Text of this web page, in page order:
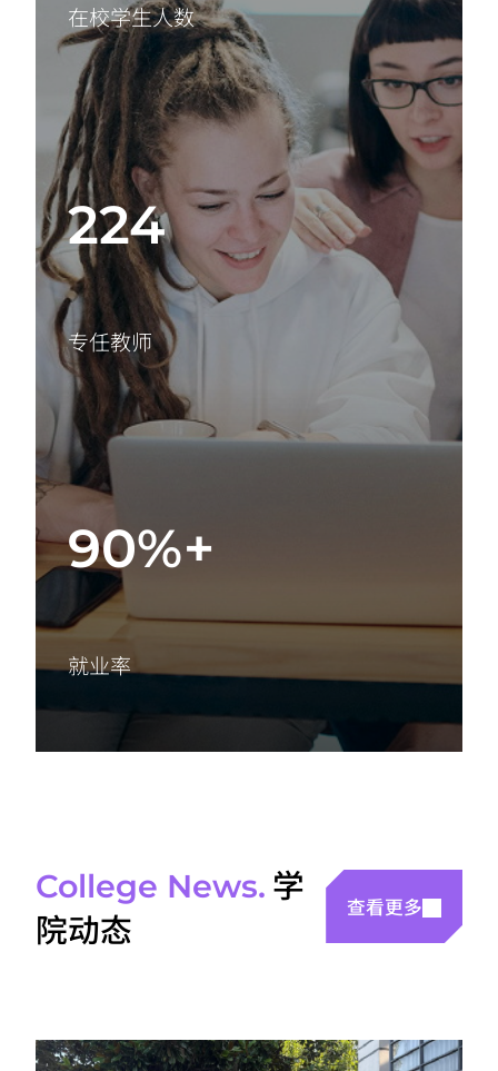
在校学生人数
224
专任教师
90%+
就业率
College News. 学
院动态
查看更多